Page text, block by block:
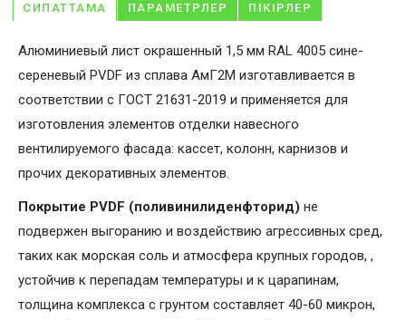
СИПАТТАМА ПАРАМЕТРЛЕР ПІКІРЛЕР
Алюминиевый лист окрашенный 1,5 мм RAL 4005 сине-
сереневый PVDF из сплава АмГ2М изготавливается в
соответствии с ГОСТ 21631-2019 и применяется для
изготовления элементов отделки навесного
вентилируемого фасада: кассет, колонн, карнизов и
прочих декоративных элементов.
Покрытие PVDF (поливинилиденфторид) не
подвержен выгоранию и воздействию агрессивных сред,
таких как морская соль и атмосфера крупных городов, ,
устойчив к перепадам температуры и к царапинам,
толщина комплекса с грунтом составляет 40-60 микрон,